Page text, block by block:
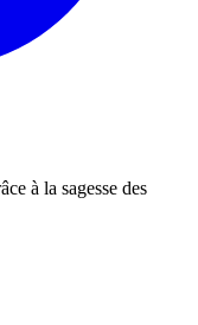
à la sagesse des